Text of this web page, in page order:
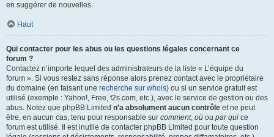
en suggérer de nouvelles.
Haut
Qui contacter pour les abus ou les questions légales concernant ce
forum ?
Contactez n’importe lequel des administrateurs de la liste « L’équipe du
forum ». Si vous restez sans réponse alors prenez contact avec le propriétaire
du domaine (en faisant une recherche sur whois) ou si un service gratuit est
utilisé (exemple : Yahoo!, Free, f2s.com, etc.), avec le service de gestion ou des
abus. Notez que phpBB Limited n’a absolument aucun contrôle et ne peut
être, en aucun cas, tenu pour responsable sur comment, où ou par qui ce
forum est utilisé. Il est inutile de contacter phpBB Limited pour toute question